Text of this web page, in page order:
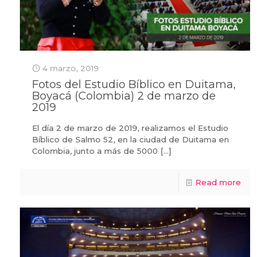
4 marzo, 2019
Fotos del Estudio Bíblico en Duitama,
Boyacá (Colombia) 2 de marzo de
2019
El día 2 de marzo de 2019, realizamos el Estudio
Bíblico de Salmo 52, en la ciudad de Duitama en
Colombia, junto a más de 5000 […]
Read more